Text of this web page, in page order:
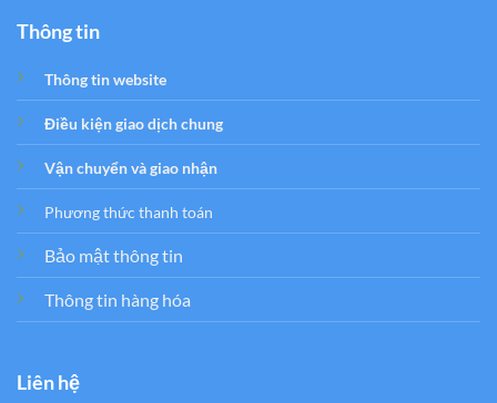
Thông tin
Thông tin website
Điều kiện giao dịch chung
Vận chuyển và giao nhận
Phương thức thanh toán
Bảo mật thông tin
Thông tin hàng hóa
Liên hệ